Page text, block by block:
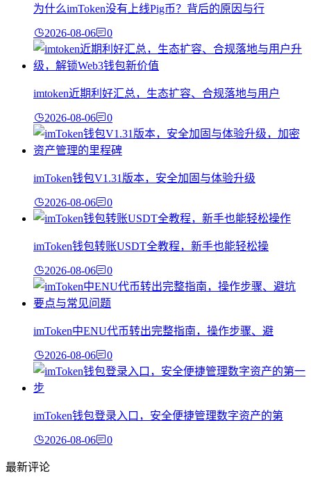
为什么imToken没有上线Pig币？背后的原因与行
2026-08-06 0
imtoken近期利好汇总，生态扩容、合规落地与用户
2026-08-06 0
imToken钱包V1.31版本，安全加固与体验升级
2026-08-06 0
imToken钱包转账USDT全教程，新手也能轻松操
2026-08-06 0
imToken中ENU代币转出完整指南，操作步骤、避
2026-08-06 0
imToken钱包登录入口，安全便捷管理数字资产的第
2026-08-06 0
最新评论